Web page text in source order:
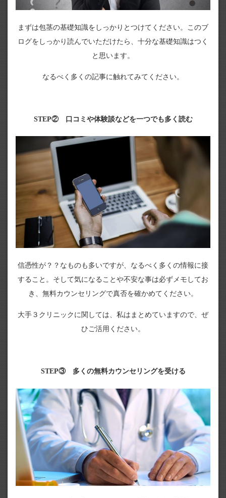
まずは包茎の基礎知識をしっかりとつけてください。このブ
ログをしっかり読んでいただけたら、十分な基礎知識はつく
と思います。
なるべく多くの記事に触れてみてください。
STEP② 口コミや体験談などを一つでも多く読む
信憑性が？？なものも多いですが、なるべく多くの情報に接
すること。そして気になることや不安な事は必ずメモしてお
き、無料カウンセリングで真否を確かめてください。
大手３クリニックに関しては、私はまとめていますので、ぜ
ひご活用ください。
STEP③ 多くの無料カウンセリングを受ける